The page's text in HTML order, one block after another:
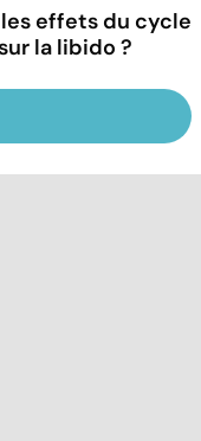
effets du cycle
la libido ?